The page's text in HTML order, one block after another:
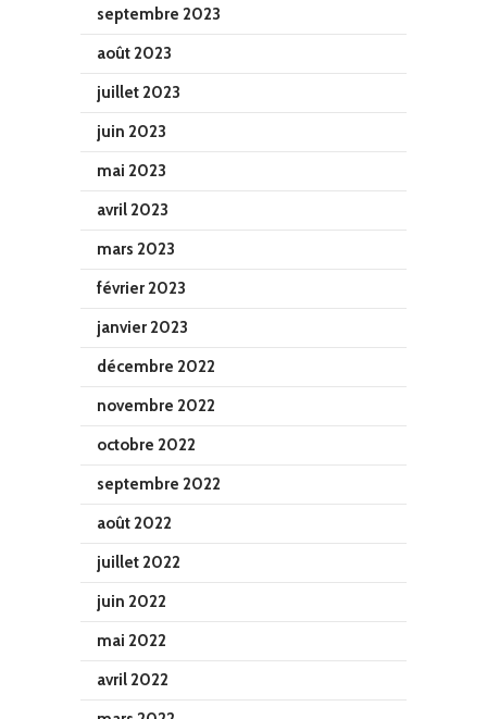
septembre 2023
août 2023
juillet 2023
juin 2023
mai 2023
avril 2023
mars 2023
février 2023
janvier 2023
décembre 2022
novembre 2022
octobre 2022
septembre 2022
août 2022
juillet 2022
juin 2022
mai 2022
avril 2022